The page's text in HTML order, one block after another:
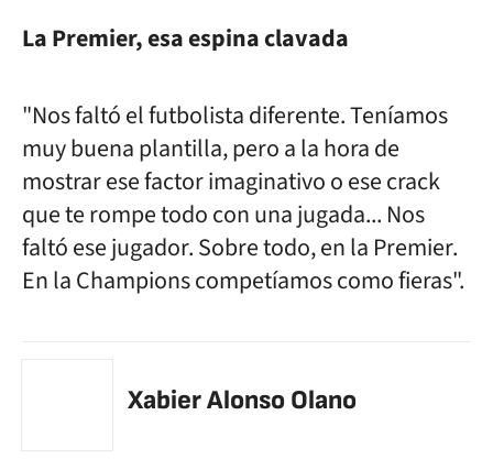
La Premier, esa espina clavada
"Nos faltó el futbolista diferente. Teníamos
muy buena plantilla, pero a la hora de
mostrar ese factor imaginativo o ese crack
que te rompe todo con una jugada... Nos
faltó ese jugador. Sobre todo, en la Premier.
En la Champions competíamos como fieras".
Xabier Alonso Olano